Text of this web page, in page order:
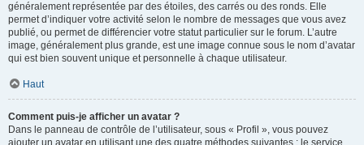
généralement représentée par des étoiles, des carrés ou des ronds. Elle
permet d’indiquer votre activité selon le nombre de messages que vous avez
publié, ou permet de différencier votre statut particulier sur le forum. L’autre
image, généralement plus grande, est une image connue sous le nom d’avatar
qui est bien souvent unique et personnelle à chaque utilisateur.
Haut
Comment puis-je afficher un avatar ?
Dans le panneau de contrôle de l’utilisateur, sous « Profil », vous pouvez
ajouter un avatar en utilisant une des quatre méthodes suivantes : le service